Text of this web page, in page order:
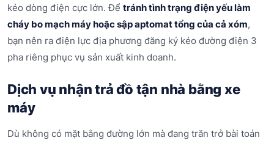
kéo dòng điện cực lớn. Để tránh tình trạng điện yếu làm
cháy bo mạch máy hoặc sập aptomat tổng của cả xóm,
bạn nên ra điện lực địa phương đăng ký kéo đường điện 3
pha riêng phục vụ sản xuất kinh doanh.
Dịch vụ nhận trả đồ tận nhà bằng xe
máy
Dù không có mặt bằng đường lớn mà đang trăn trở bài toán